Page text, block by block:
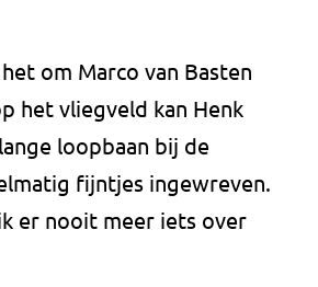
om Marco van Basten
het vliegveld kan Henk
loopbaan bij de
fijntjes ingewreven.
er nooit meer iets over